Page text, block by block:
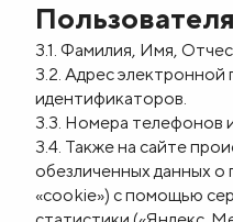
Пользователя
3.1. Фамилия, Имя,
3.2. Адрес электронной
идентификаторов.
3.3. Номера телефонов
3.4. Также на сайте
обезличенных данных о
«cookie») с помощью